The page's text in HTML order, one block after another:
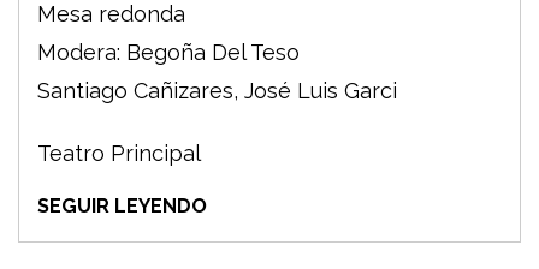
Mesa redonda
Modera: Begoña Del Teso
Santiago Cañizares, José Luis Garci
Teatro Principal
SEGUIR LEYENDO